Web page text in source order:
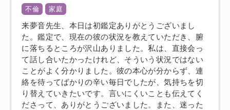
不倫 家庭
来夢音先生、本日は初鑑定ありがとうございまし
た。鑑定で、現在の彼の状況を教えていただき、腑
に落ちるところが沢山ありました。私は、直接会っ
て話し合いたかったけれど、そういう状況ではない
ことがよく分かりました。彼の本心が分からず、連
絡を待ってばかりの辛い毎日でしたが、気持ちを切
り替えていきたいです。言いにくいことも伝えてく
ださって、ありがとうございました。また、迷った